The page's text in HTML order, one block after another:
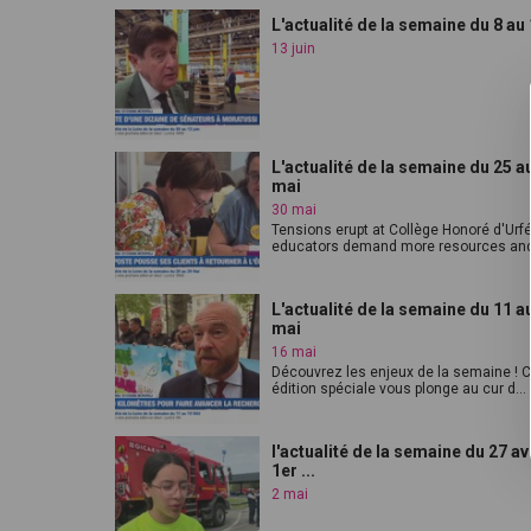
L'actualité de la semaine du 8 au
13 juin
L'actualité de la semaine du 25 au
mai
30 mai
Tensions erupt at Collège Honoré d'Urfé
educators demand more resources and
L'actualité de la semaine du 11 au
mai
16 mai
Découvrez les enjeux de la semaine !
édition spéciale vous plonge au cur d...
l'actualité de la semaine du 27
1er ...
2 mai